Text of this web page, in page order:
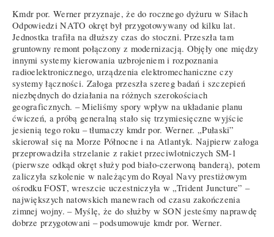
Kmdr por. Werner przyznaje, że do rocznego dyżuru w Siłach
Odpowiedzi NATO okręt był przygotowywany od kilku lat.
Jednostka trafiła na dłuższy czas do stoczni. Przeszła tam
gruntowny remont połączony z modernizacją. Objęły one między
innymi systemy kierowania uzbrojeniem i rozpoznania
radioelektronicznego, urządzenia elektromechaniczne czy
systemy łączności. Załoga przeszła szereg badań i szczepień
niezbędnych do działania na różnych szerokościach
geograficznych. – Mieliśmy spory wpływ na układanie planu
ćwiczeń, a próbą generalną stało się trzymiesięczne wyjście
jesienią tego roku – tłumaczy kmdr por. Werner. „Pułaski”
skierował się na Morze Północne i na Atlantyk. Najpierw załoga
przeprowadziła strzelanie z rakiet przeciwlotniczych SM-1
(pierwsze odkąd okręt służy pod biało-czerwoną banderą), potem
zaliczyła szkolenie w należącym do Royal Navy prestiżowym
ośrodku FOST, wreszcie uczestniczyła w „Trident Juncture” –
największych natowskich manewrach od czasu zakończenia
zimnej wojny. – Myślę, że do służby w SON jesteśmy naprawdę
dobrze przygotowani – podsumowuje kmdr por. Werner.